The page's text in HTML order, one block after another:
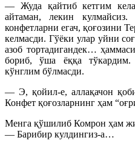
— Жуда қайтиб кетгим
айтаман, лекин
конфетларни егач, қоғозини
келмасди. Гўёки улар уйни
азоб тортадигандек…
бориб, ўша ёққа тўкардим.
кўнглим бўлмасди.
— Э, қойил-е, аллақачон
Конфет қоғозларнинг ҳам
Менга қўшилиб Комрон ҳам
— Барибир кулдингиз-а…